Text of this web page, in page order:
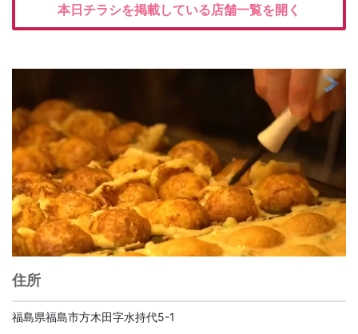
本日チラシを掲載している店舗一覧を開く
住所
福島県福島市方木田字水持代5-1